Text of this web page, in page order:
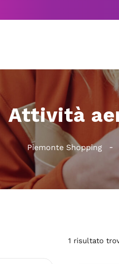
Attività
Piemonte Shopping
1 risultato